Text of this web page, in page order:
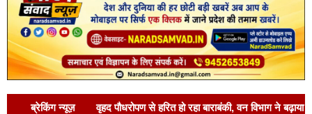
ब्रेकिंग न्यूज़ वृहद पौधरोपण से हरित हो रहा बाराबंकी, वन विभाग ने बढ़ाया